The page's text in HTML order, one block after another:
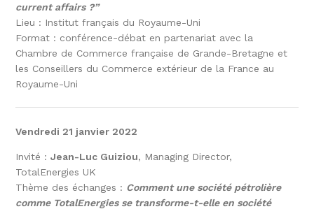
current affairs ?”
Lieu : Institut français du Royaume-Uni
Format : conférence-débat en partenariat avec la
Chambre de Commerce française de Grande-Bretagne et
les Conseillers du Commerce extérieur de la France au
Royaume-Uni
Vendredi 21 janvier 2022
Invité :Jean-Luc Guiziou, Managing Director,
TotalEnergies UK
Thème des échanges : Comment une société pétrolière
comme TotalEnergies se transforme-t-elle en société